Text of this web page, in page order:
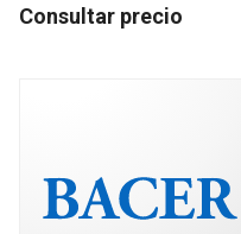
Consultar precio